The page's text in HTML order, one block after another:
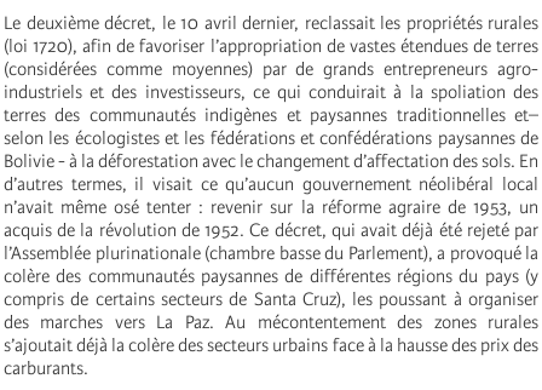
Le deuxième décret, le 10 avril dernier, reclassait les propriétés rurales
(loi 1720), afin de favoriser l’appropriation de vastes étendues de terres
(considérées comme moyennes) par de grands entrepreneurs agro-
industriels et des investisseurs, ce qui conduirait à la spoliation des
terres des communautés indigènes et paysannes traditionnelles et–
selon les écologistes et les fédérations et confédérations paysannes de
Bolivie - à la déforestation avec le changement d’affectation des sols. En
d’autres termes, il visait ce qu’aucun gouvernement néolibéral local
n’avait même osé tenter : revenir sur la réforme agraire de 1953, un
acquis de la révolution de 1952. Ce décret, qui avait déjà été rejeté par
l’Assemblée plurinationale (chambre basse du Parlement), a provoqué la
colère des communautés paysannes de différentes régions du pays (y
compris de certains secteurs de Santa Cruz), les poussant à organiser
des marches vers La Paz. Au mécontentement des zones rurales
s’ajoutait déjà la colère des secteurs urbains face à la hausse des prix des
carburants.